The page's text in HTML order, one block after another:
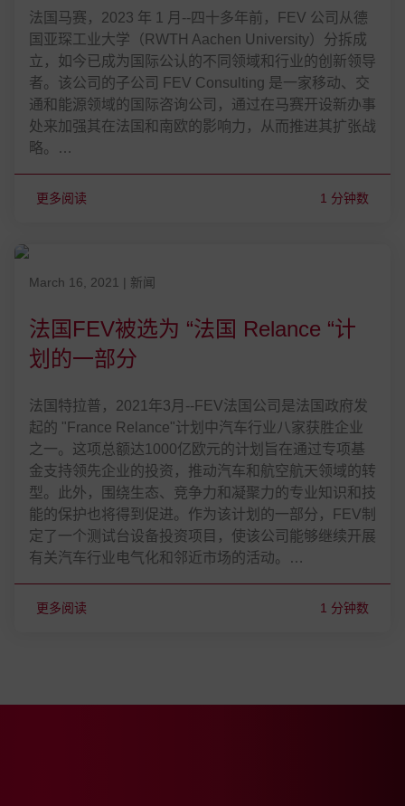
法国马赛，2023 年 1 月--四十多年前，FEV 公司从德
国亚琛工业大学（RWTH Aachen University）分拆成
立，如今已成为国际公认的不同领域和行业的创新领导
者。该公司的子公司 FEV Consulting 是一家移动、交
通和能源领域的国际咨询公司，通过在马赛开设新办事
处来加强其在法国和南欧的影响力，从而推进其扩张战
略。…
更多阅读 1 分钟数
发表在 March 16, 2021
March 16, 2021 | 新闻
法国FEV被选为 “法国 Relance “计
划的一部分
法国特拉普，2021年3月--FEV法国公司是法国政府发
起的 "France Relance"计划中汽车行业八家获胜企业
之一。这项总额达1000亿欧元的计划旨在通过专项基
金支持领先企业的投资，推动汽车和航空航天领域的转
型。此外，围绕生态、竞争力和凝聚力的专业知识和技
能的保护也将得到促进。作为该计划的一部分，FEV制
定了一个测试台设备投资项目，使该公司能够继续开展
有关汽车行业电气化和邻近市场的活动。…
更多阅读 1 分钟数